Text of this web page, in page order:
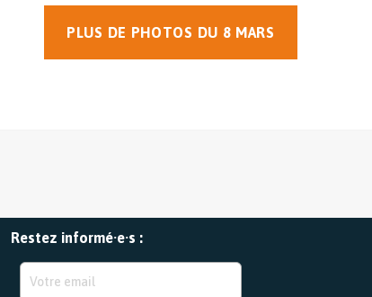
PLUS DE PHOTOS DU 8 MARS
Restez informé·e·s :